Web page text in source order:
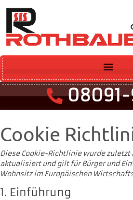
08091-
Cookie
Diese Cookie-Richtlinie wurde zuletzt
aktualisiert und gilt für Bürger und
Wohnsitz im Europäischen
1. Einführung